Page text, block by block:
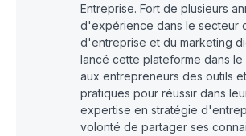
Entreprise. Fort de plusieurs
d'expérience dans le secteur
d'entreprise et du marketing
lancé cette plateforme dans
aux entrepreneurs des outils
pratiques pour réussir dans
expertise en stratégie
volonté de partager ses